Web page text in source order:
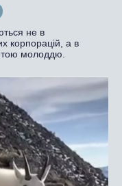
не в
корпорацій, а в
молоддю.